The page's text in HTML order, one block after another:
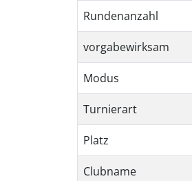
Rundenanzahl
vorgabewirksam
Modus
Turnierart
Platz
Clubname